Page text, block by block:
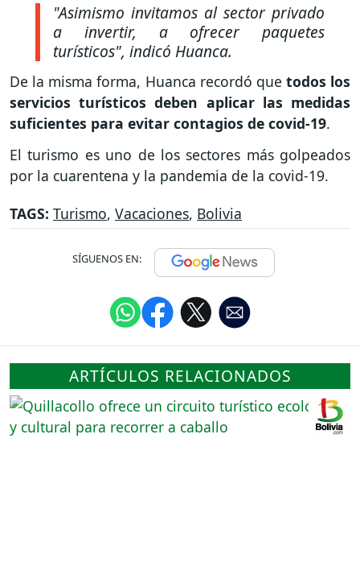
"Asimismo invitamos al sector privado
a invertir, a ofrecer paquetes
turísticos", indicó Huanca.
De la misma forma, Huanca recordó que todos los
servicios turísticos deben aplicar las medidas
suficientes para evitar contagios de covid-19.
El turismo es uno de los sectores más golpeados
por la cuarentena y la pandemia de la covid-19.
TAGS: Turismo, Vacaciones, Bolivia
SÍGUENOS EN:
ARTÍCULOS RELACIONADOS